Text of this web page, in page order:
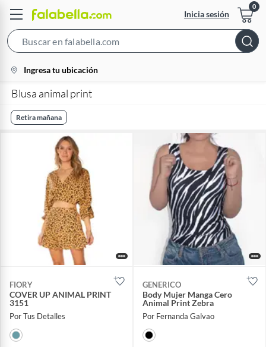
Inicia sesión
Bar
location-
icon
Ingresa tu ubicación
Blusa animal print
Retira mañana
FIORY
COVER UP ANIMAL PRINT
3151
Por Tus Detalles
GENERICO
Body Mujer Manga Cero
Animal Print Zebra
Por Fernanda Galvao